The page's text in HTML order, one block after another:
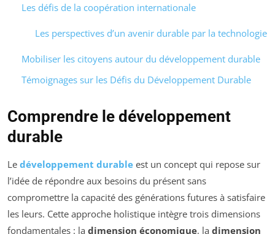
Les défis de la coopération internationale
Les perspectives d’un avenir durable par la technologie
Mobiliser les citoyens autour du développement durable
Témoignages sur les Défis du Développement Durable
Comprendre le développement
durable
Le développement durable est un concept qui repose sur
l’idée de répondre aux besoins du présent sans
compromettre la capacité des générations futures à satisfaire
les leurs. Cette approche holistique intègre trois dimensions
fondamentales : la dimension économique, la dimension